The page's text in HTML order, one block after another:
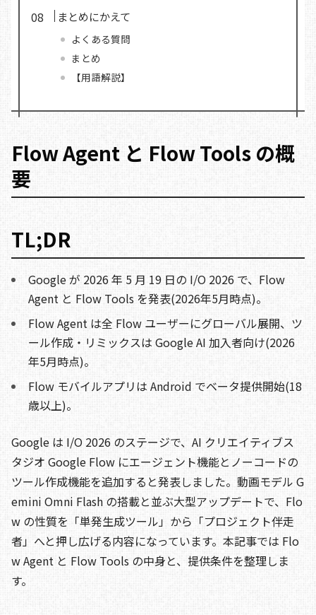
まとめにかえて
よくある質問
まとめ
【用語解説】
Flow Agent と Flow Tools の概
要
TL;DR
Google が 2026 年 5 月 19 日の I/O 2026 で、Flow
Agent と Flow Tools を発表(2026年5月時点)。
Flow Agent は全 Flow ユーザーにグローバル展開、ツ
ール作成・リミックスは Google AI 加入者向け(2026
年5月時点)。
Flow モバイルアプリは Android でベータ提供開始(18
歳以上)。
Google は I/O 2026 のステージで、AI クリエイティブス
タジオ Google Flow にエージェント機能とノーコードの
ツール作成機能を追加すると発表しました。動画モデル G
emini Omni Flash の搭載と並ぶ大型アップデートで、Flo
w の性質を「単発生成ツール」から「プロジェクト伴走
者」へと押し広げる内容になっています。本記事では Flo
w Agent と Flow Tools の中身と、提供条件を整理しま
す。